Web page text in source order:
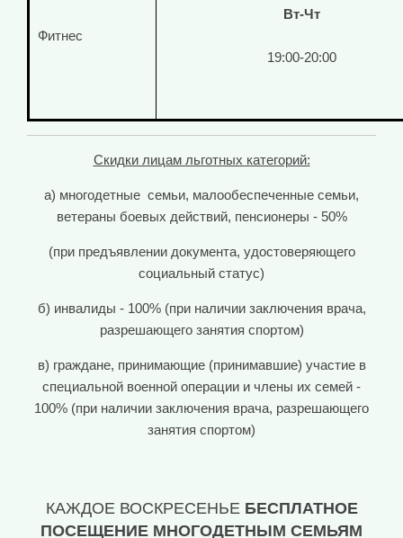
Фитнес
Вт-Чт
19:00-20:00
Скидки лицам льготных категорий:
а) многодетные семьи, малообеспеченные семьи,
ветераны боевых действий, пенсионеры - 50%
(при предъявлении документа, удостоверяющего
социальный статус)
б) инвалиды - 100% (при наличии заключения врача,
разрешающего занятия спортом)
в) граждане, принимающие (принимавшие) участие в
специальной военной операции и члены их семей -
100% (при наличии заключения врача, разрешающего
занятия спортом)
КАЖДОЕ ВОСКРЕСЕНЬЕ БЕСПЛАТНОЕ
ПОСЕЩЕНИЕ МНОГОДЕТНЫМ СЕМЬЯМ